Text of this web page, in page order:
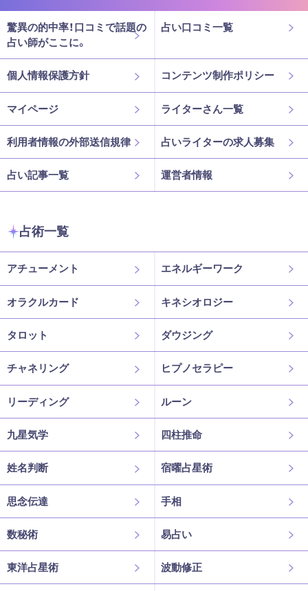
驚異の的中率！口コミで話題の
占い師がここに。
占い口コミ一覧
個人情報保護方針 コンテンツ制作ポリシー
マイページ ライターさん一覧
利用者情報の外部送信規律 占いライターの求人募集
占い記事一覧 運営者情報
占術一覧
アチューメント エネルギーワーク
オラクルカード キネシオロジー
タロット ダウジング
チャネリング ヒプノセラピー
リーディング ルーン
九星気学 四柱推命
姓名判断 宿曜占星術
思念伝達 手相
数秘術 易占い
東洋占星術 波動修正